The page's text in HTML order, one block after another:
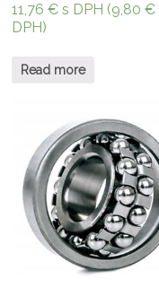
11,76€ s DPH (9,80€
DPH)
Read more